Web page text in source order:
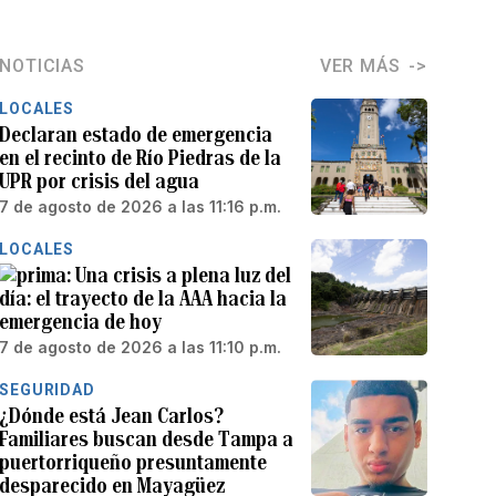
NOTICIAS VER MÁS
LOCALES
Declaran estado de emergencia
en el recinto de Río Piedras de la
UPR por crisis del agua
7 de agosto de 2026 a las 11:16 p.m.
LOCALES
Una crisis a plena luz del
día: el trayecto de la AAA hacia la
emergencia de hoy
7 de agosto de 2026 a las 11:10 p.m.
SEGURIDAD
¿Dónde está Jean Carlos?
Familiares buscan desde Tampa a
puertorriqueño presuntamente
desparecido en Mayagüez